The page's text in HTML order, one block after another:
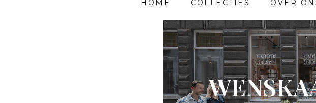
HOME COLLECTIES OVER